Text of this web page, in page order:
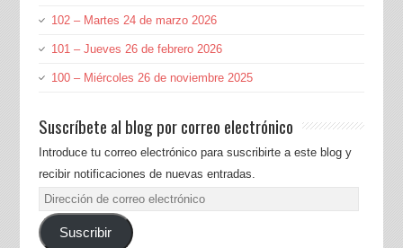
102 – Martes 24 de marzo 2026
101 – Jueves 26 de febrero 2026
100 – Miércoles 26 de noviembre 2025
Suscríbete al blog por correo electrónico
Introduce tu correo electrónico para suscribirte a este blog y
recibir notificaciones de nuevas entradas.
Dirección
de
correoSuscribir